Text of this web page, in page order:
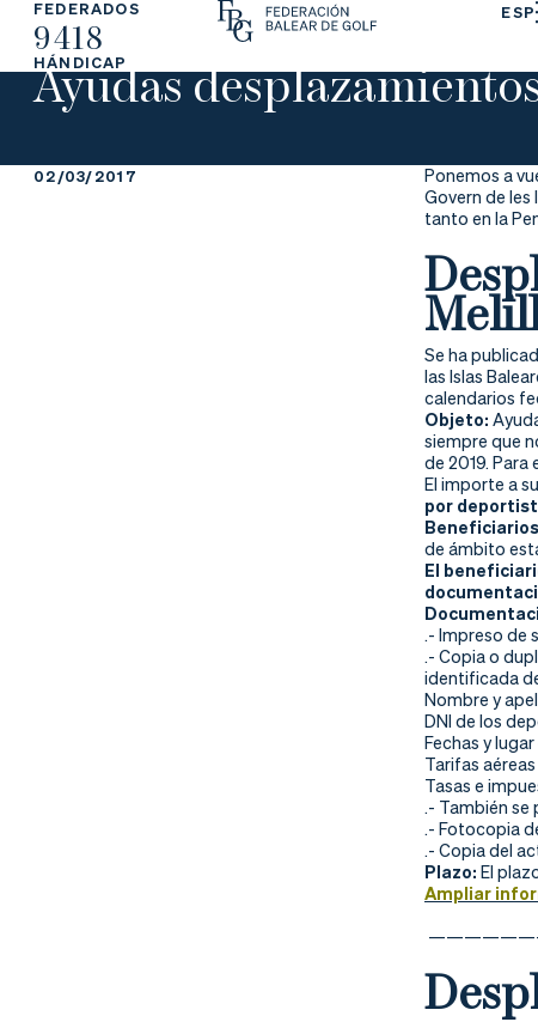
FEDERADOS
9418
HÁNDICAP
ESP
La
Fe
de
Fe
de
ra
Ju
ga
r
Ayudas
02/03/2017
Ponemos a
Govern de
tanto en la
Se ha
las Islas
calendarios
Objeto:
siempre que
de 2019.
El importe a
por
de ámbito
El
.- Impreso de
.- Copia o
identificada
Nombre y
DNI de los
Fechas y
Tarifas
Tasas e
.- También
.- Fotocopia
.- Copia del
Plazo: El
Ampliar